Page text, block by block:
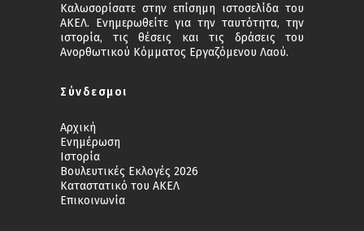
Καλωσορίσατε στην επίσημη ιστοσελίδα του
ΑΚΕΛ. Ενημερωθείτε για την ταυτότητα, την
ιστορία, τις θέσεις και τις δράσεις του
Ανορθωτικού Κόμματος Εργαζόμενου Λαού.
Σύνδεσμοι
Αρχική
Ενημέρωση
Ιστορία
Βουλευτικές Εκλογές 2026
Καταστατικό του ΑΚΕΛ
Επικοινωνία